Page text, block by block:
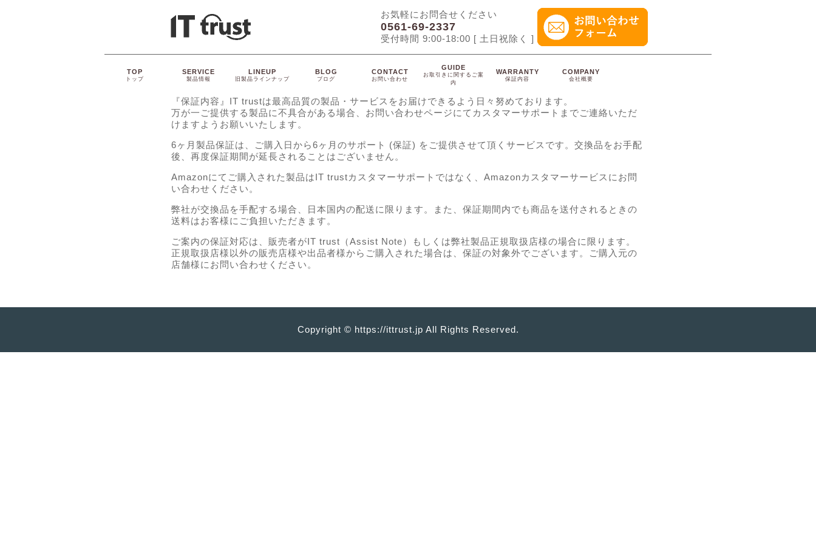
お気軽にお問合せください
0561-69-2337
受付時間 9:00-18:00 [ 土日祝除く ]
TOP
トップ
SERVICE
製品情報
LINEUP
旧製品ラインナップ
BLOG
ブログ
CONTACT
お問い合わせ
GUIDE
お取引きに関するご案
内
WARRANTY
保証内容
COMPANY
会社概要
『保証内容』IT trustは最高品質の製品・サービスをお届けできるよう日々努めております。
万が一ご提供する製品に不具合がある場合、お問い合わせページにてカスタマーサポートまでご連絡いただ
けますようお願いいたしま す。
6ヶ月製品保証は、ご購入日から6ヶ月のサポート (保証) をご提供させて頂くサービスです。交換品をお手配
後、再度保証期間が延長されることはございません。
Amazonにてご購入された製品はIT trustカスタマーサポートではなく、Amazonカスタマーサービスにお問
い合わせください。
弊社が交換品を手配する場合、日本国内の配送に限ります。また、 保証期間内でも商品を送付されるときの
送料はお客様にご負担いた だきます。
ご案内の保証対応は、販売者がIT trust（Assist Note）もしくは弊社製品正規取扱店様の場合に限ります。
正規取扱店様以外の販売店様や出品者様からご購入された場合は、保証の対象外でございます。ご購入元の
店舗様にお問い合わせください 。
Copyright © https://ittrust.jp All Rights Reserved.